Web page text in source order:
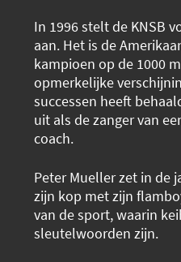
In 1996 stelt de KNSB
aan. Het is de
kampioen op de 1000
opmerkelijke
successen heeft
uit als de zanger van
coach.
Peter Mueller zet in de
zijn kop met zijn
van de sport, waarin
sleutelwoorden zijn.